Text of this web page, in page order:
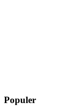
Populer